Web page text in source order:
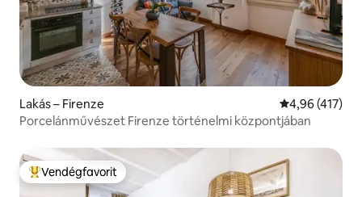
Lakás – Firenze Átlagos
4,96 (417)
Porcelánművészet Firenze történelmi központjában
Kiemelt vendégfavorit
Vendégfavorit